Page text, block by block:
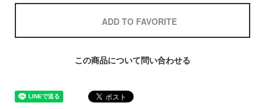
ADD TO FAVORITE
この商品について問い合わせる